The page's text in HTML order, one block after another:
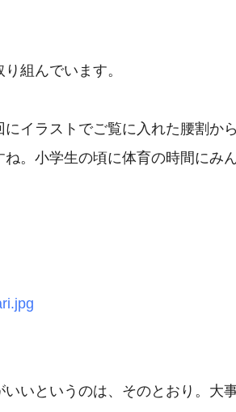
組んでいます。
にイラストでご覧に入れた腰割か
ね。小学生の頃に体育の時間にみ
いというのは、そのとおり。大